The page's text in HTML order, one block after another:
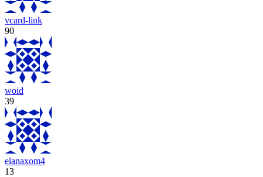
vcard-link
90
woid
39
elanaxom4
13